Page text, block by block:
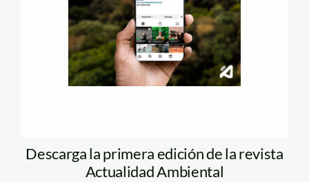
Descarga la primera edición de la revista
Actualidad Ambiental